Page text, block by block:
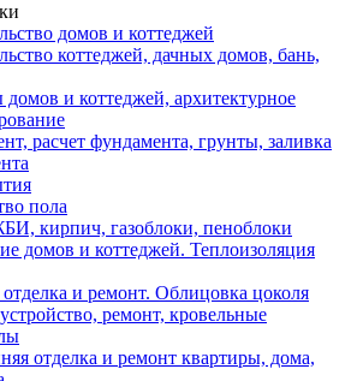
домов и коттеджей
коттеджей, дачных домов, бань,
и коттеджей, архитектурное
расчет фундамента, грунты, заливка
пола
кирпич, газоблоки, пеноблоки
домов и коттеджей. Теплоизоляция
и ремонт. Облицовка цоколя
ремонт, кровельные
отделка и ремонт квартиры, дома,